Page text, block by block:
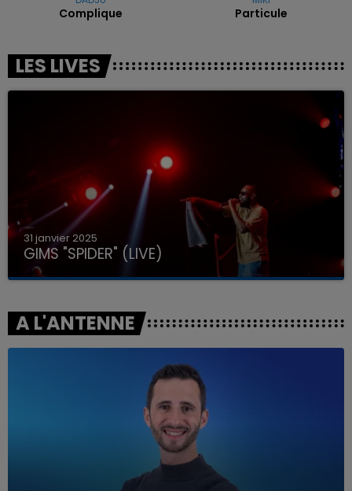
Complique Particule
LES LIVES
31 janvier 2025
GIMS "SPIDER" (LIVE)
A L'ANTENNE